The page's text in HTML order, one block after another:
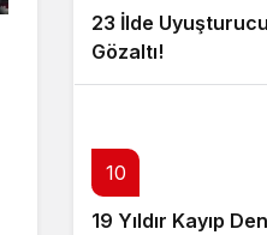
23 İlde
Gözaltı!
10
19 Yıldır Kayıp